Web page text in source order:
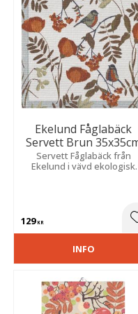
Ekelund Fåglabäck
Servett Brun
​Servett Fåglabäck från
Ekelund i vävd ekologisk
129KR
INFO